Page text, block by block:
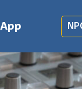
App